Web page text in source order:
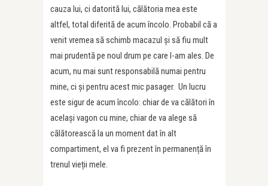
cauza lui, ci datorită lui, călătoria mea este
altfel, total diferită de acum încolo. Probabil că a
venit vremea să schimb macazul și să fiu mult
mai prudentă pe noul drum pe care l-am ales. De
acum, nu mai sunt responsabilă numai pentru
mine, ci și pentru acest mic pasager. Un lucru
este sigur de acum încolo: chiar de va călători în
același vagon cu mine, chiar de va alege să
călătorească la un moment dat în alt
compartiment, el va fi prezent în permanență în
trenul vieții mele.